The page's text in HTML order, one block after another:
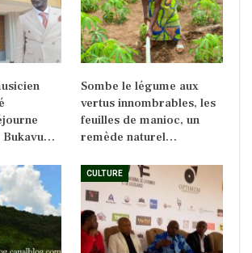
Bukavu…
Sombe le légume aux
vertus innombrables, les
feuilles de manioc, un
remède naturel…
CULTURE